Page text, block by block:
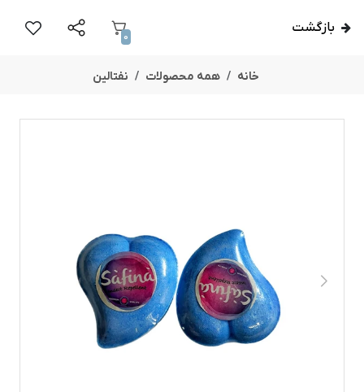
بازگشت
0
خانه همه محصولات نفتالین